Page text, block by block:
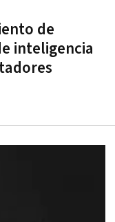
de
inteligencia